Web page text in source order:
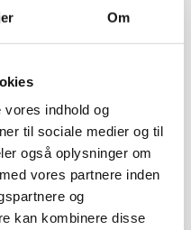
Om
indhold og
til sociale medier og til
også oplysninger om
vores partnere inden
og
kan kombinere disse